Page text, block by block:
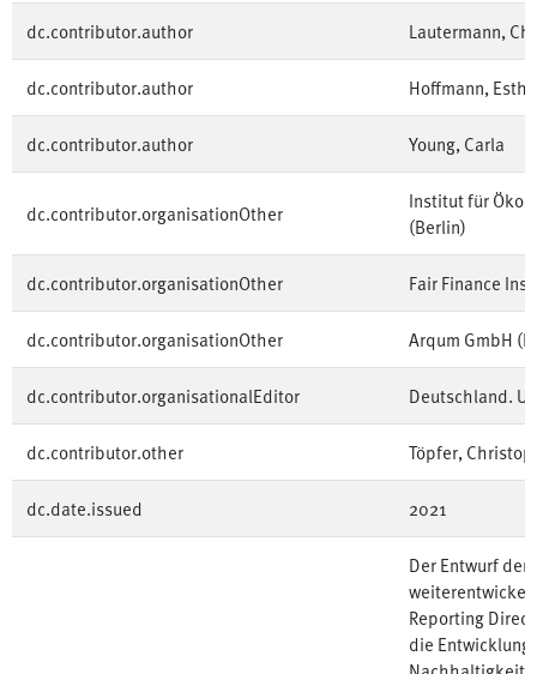
dc.contributor.author Lautermann,
dc.contributor.author Hoffmann,
dc.contributor.author Young, Carla
dc.contributor.organisationOther
Institut für
(Berlin)
dc.contributor.organisationOther Fair Finance
dc.contributor.organisationOther Arqum GmbH
dc.contributor.organisationalEditor Deutschland.
dc.contributor.other Töpfer,
dc.date.issued 2021
Der Entwurf der
Reporting
die